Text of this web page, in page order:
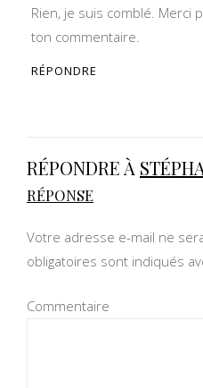
Rien, je suis comblé. Merci
ton commentaire.
RÉPONDRE
RÉPONDRE À
RÉPONSE
Votre adresse e-mail ne
obligatoires sont indiqués
Commentaire